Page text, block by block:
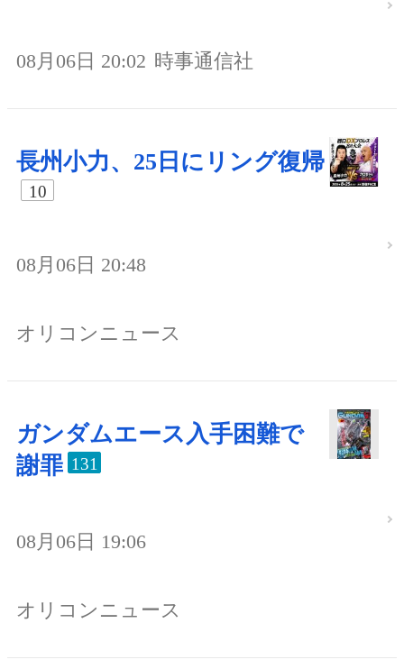
08月06日 20:02 時事通信社
長州小力、25日にリング復帰
10
08月06日 20:48
オリコンニュース
ガンダムエース入手困難で
謝罪 131
08月06日 19:06
オリコンニュース